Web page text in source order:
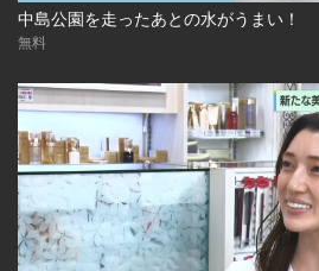
中島公園を走ったあとの水がうまい！
無料